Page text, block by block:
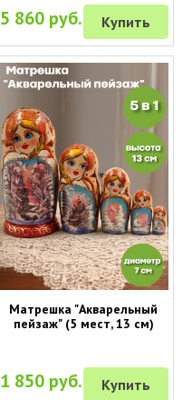
5 860 руб. Купить
Матрешка "Акварельный
пейзаж" (5 мест, 13 см)
1 850 руб. Купить